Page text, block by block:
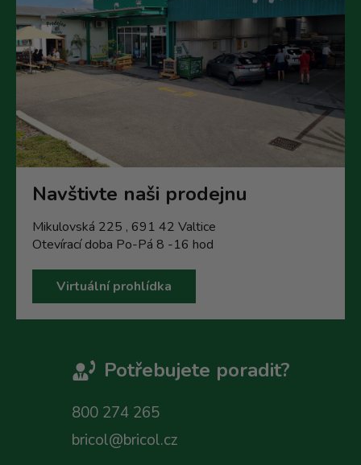
Navštivte naši prodejnu
Mikulovská 225 , 691 42 Valtice
Otevírací doba Po-Pá 8 -16 hod
Virtuální prohlídka
Potřebujete poradit?
800 274 265
bricol@bricol.cz